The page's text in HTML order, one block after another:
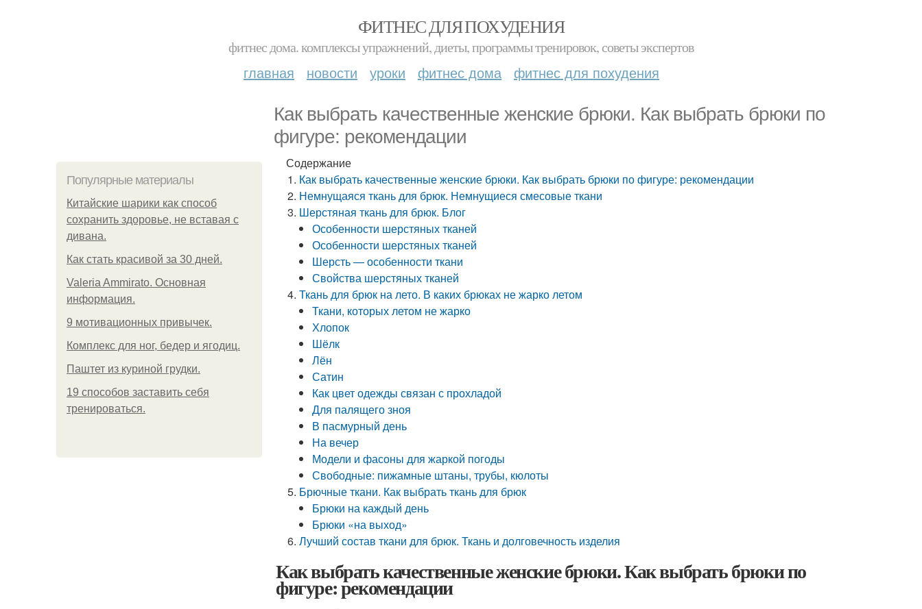
ФИТНЕС ДЛЯ ПОХУДЕНИЯ
фитнес дома. комплексы упражнений, диеты, программы тренировок, советы экспертов
главная новости уроки фитнес дома фитнес для похудения
Как выбрать качественные женские брюки. Как выбрать брюки по
фигуре: рекомендации
Популярные материалы
Китайские шарики как способ
сохранить здоровье, не вставая с
дивана.
Как стать красивой за 30 дней.
Valeria Ammirato. Основная
информация.
9 мотивационных привычек.
Комплекс для ног, бедер и ягодиц.
Паштет из куриной грудки.
19 способов заставить себя
тренироваться.
Содержание
Как выбрать качественные женские брюки. Как выбрать брюки по фигуре: рекомендации
Немнущаяся ткань для брюк. Немнущиеся смесовые ткани
Шерстяная ткань для брюк. Блог
Особенности шерстяных тканей
Особенности шерстяных тканей
Шерсть — особенности ткани
Свойства шерстяных тканей
Ткань для брюк на лето. В каких брюках не жарко летом
Ткани, которых летом не жарко
Хлопок
Шёлк
Лён
Сатин
Как цвет одежды связан с прохладой
Для палящего зноя
В пасмурный день
На вечер
Модели и фасоны для жаркой погоды
Свободные: пижамные штаны, трубы, кюлоты
Брючные ткани. Как выбрать ткань для брюк
Брюки на каждый день
Брюки «на выход»
Лучший состав ткани для брюк. Ткань и долговечность изделия
Как выбрать качественные женские брюки. Как выбрать брюки по
фигуре: рекомендации